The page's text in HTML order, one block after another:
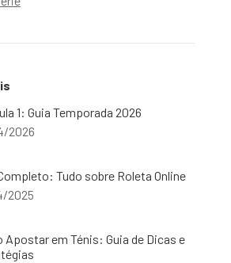
1: Guia Temporada 2026
2026
Tudo sobre Roleta Online
2025
Apostar em Ténis: Guia de Dicas e